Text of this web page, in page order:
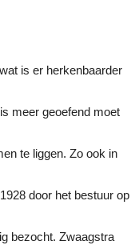
is er herkenbaarder
meer geoefend moet
te liggen. Zo ook in
door het bestuur op
bezocht. Zwaagstra